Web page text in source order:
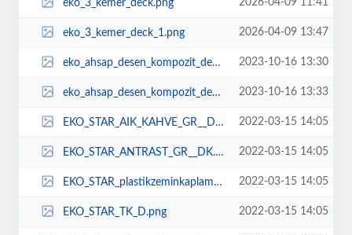
eko_3_kemer_deck.png 2026-04-09 11:41
eko_3_kemer_deck_1.png 2026-04-09 13:47
eko_ahsap_desen_kompozit_deck_44722_6902838657___Kopya_3___Kopya.jpg 2023-10-16 13:30
eko_ahsap_desen_kompozit_deck_zemin_ahsap_deck.jpg 2023-10-16 13:33
EKO_STAR_AIK_KAHVE_GR__DKK.png 2022-03-15 14:05
EKO_STAR_ANTRAST_GR__DK.png 2022-03-15 14:05
EKO_STAR_plastikzeminkaplamafiyatlarreticiucuzbahedeckahapslakzeminfiyatliste... 2022-03-15 14:05
EKO_STAR_TK_D.png 2022-03-15 14:05